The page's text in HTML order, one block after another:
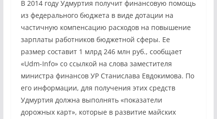
В 2014 году Удмуртия получит финансовую помощь
из федерального бюджета в виде дотации на
частичную компенсацию расходов на повышение
зарплаты работников бюджетной сферы. Ее
размер составит 1 млрд 246 млн руб., сообщает
«Udm-Info» со ссылкой на слова заместителя
министра финансов УР Станислава Евдокимова. По
его информации, для получения этих средств
Удмуртия должна выполнять «показатели
дорожных карт», которые в развитие майских